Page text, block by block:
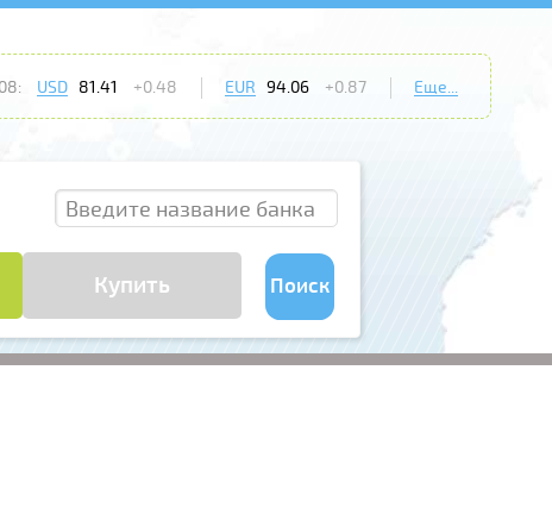
USD 81.41 +0.48 EUR 94.06 +0.87 Еще...
Купить Поиск